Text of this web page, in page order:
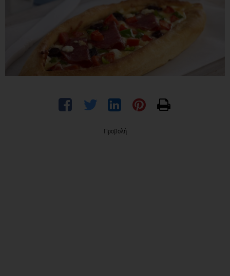
Προβολή